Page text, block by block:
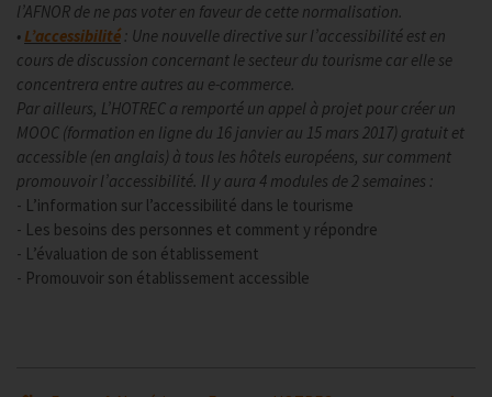
l’AFNOR de ne pas voter en faveur de cette normalisation.
•L’accessibilité: Une nouvelle directive sur l’accessibilité est en
cours de discussion concernant le secteur du tourisme car elle se
concentrera entre autres au e-commerce.
Par ailleurs, L’HOTREC a remporté un appel à projet pour créer un
MOOC (formation en ligne du 16 janvier au 15 mars 2017) gratuit et
accessible (en anglais) à tous les hôtels européens, sur comment
promouvoir l’accessibilité. Il y aura 4 modules de 2 semaines :
- L’information sur l’accessibilité dans le tourisme
- Les besoins des personnes et comment y répondre
- L’évaluation de son établissement
- Promouvoir son établissement accessible